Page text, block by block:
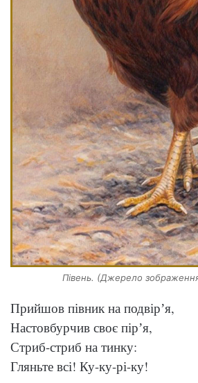
Півень. (Джерело
Прийшов півник на подвірʼя,
Настовбурчив своє пірʼя,
Стриб-стриб на тинку:
Гляньте всі! Ку-ку-рі-ку!